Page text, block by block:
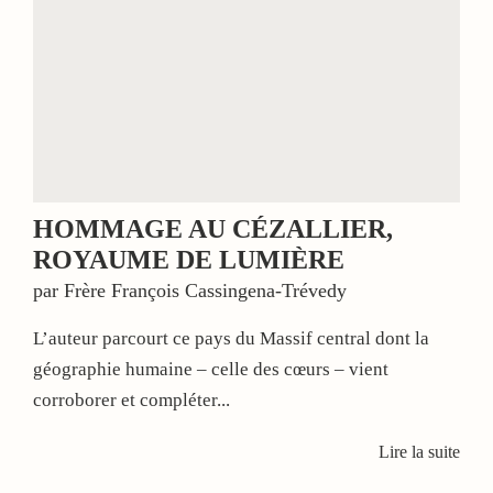
HOMMAGE AU ­CÉZALLIER,
ROYAUME DE LUMIÈRE
par Frère François Cassingena-Trévedy
L’auteur parcourt ce pays du Massif central dont la
géographie humaine – celle des cœurs – vient
corroborer et compléter...
Lire la suite